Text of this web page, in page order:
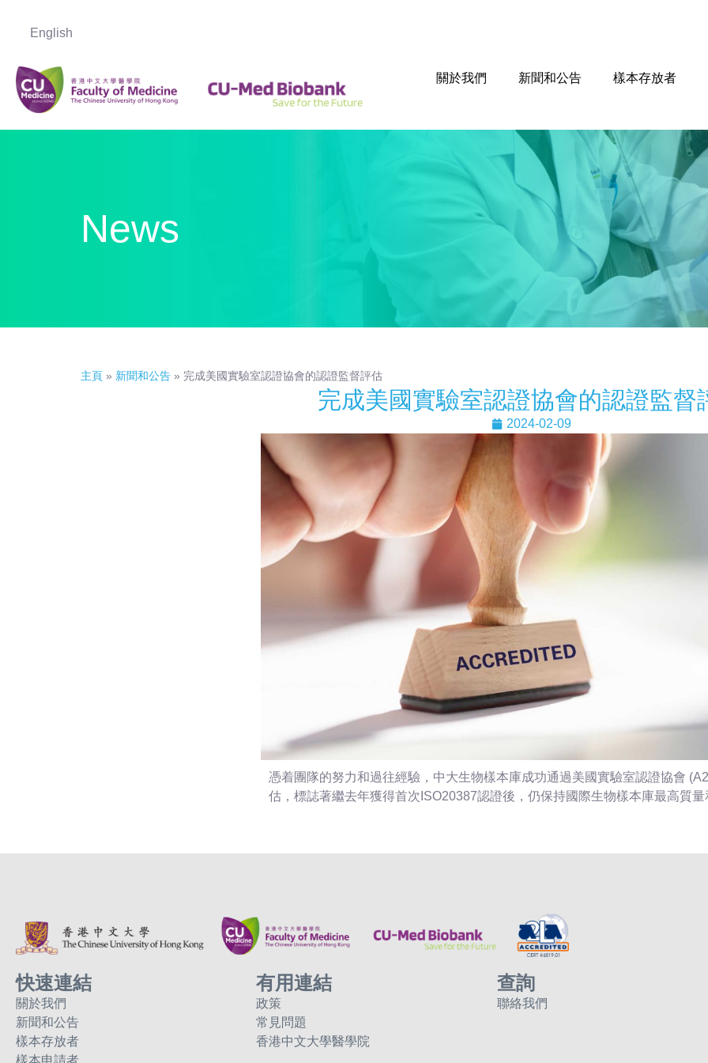
English
關於我們 新聞和公告 樣本存放者
News
主頁 » 新聞和公告 » 完成美國實驗室認證協會的認證監督評估
完成美國實驗室認證協會的認證監督
2024-02-09
憑着團隊的努力和過往經驗，中大生物樣本庫成功通過美國實驗室認證協會
估，標誌著繼去年獲得首次ISO20387認證後，仍保持國際生物樣本庫最高質
快速連結
關於我們
新聞和公告
樣本存放者
樣本申請者
有用連結
政策
常見問題
香港中文大學醫學院
查詢
聯絡我們